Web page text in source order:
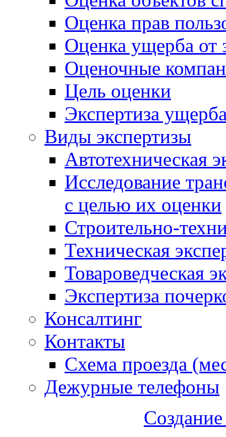
Оценка прав
Оценка ущерба от
Оценочные
Цель оценки
Экспертиза
Виды экспертизы
Автотехническая
Исследование
с целью их оценки
Строительно-
Техническая
Товароведческая
Экспертиза
Консалтинг
Контакты
Схема проезда
Дежурные телефоны